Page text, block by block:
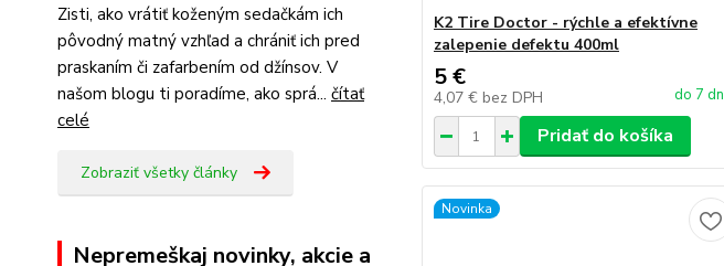
Zisti, ako vrátiť koženým sedačkám ich
pôvodný matný vzhľad a chrániť ich pred
praskaním či zafarbením od džínsov. V
našom blogu ti poradíme, ako sprá... čítať
celé
Zobraziť všetky články
Nepremeškaj novinky, akcie a
K2 Tire Doctor - rýchle a efektívne
zalepenie defektu 400ml
5 €
4,07 € bez DPH do 7
Pridať do košíka
Novinka